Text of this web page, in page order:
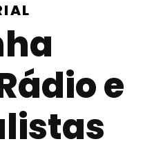
e